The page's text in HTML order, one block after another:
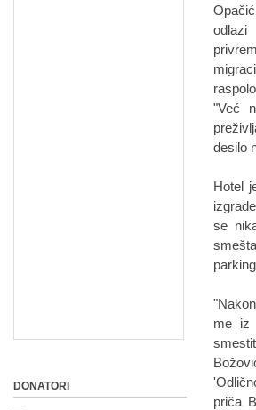
"Već
desilo
Hotel
se
me iz
priča
DONATORI